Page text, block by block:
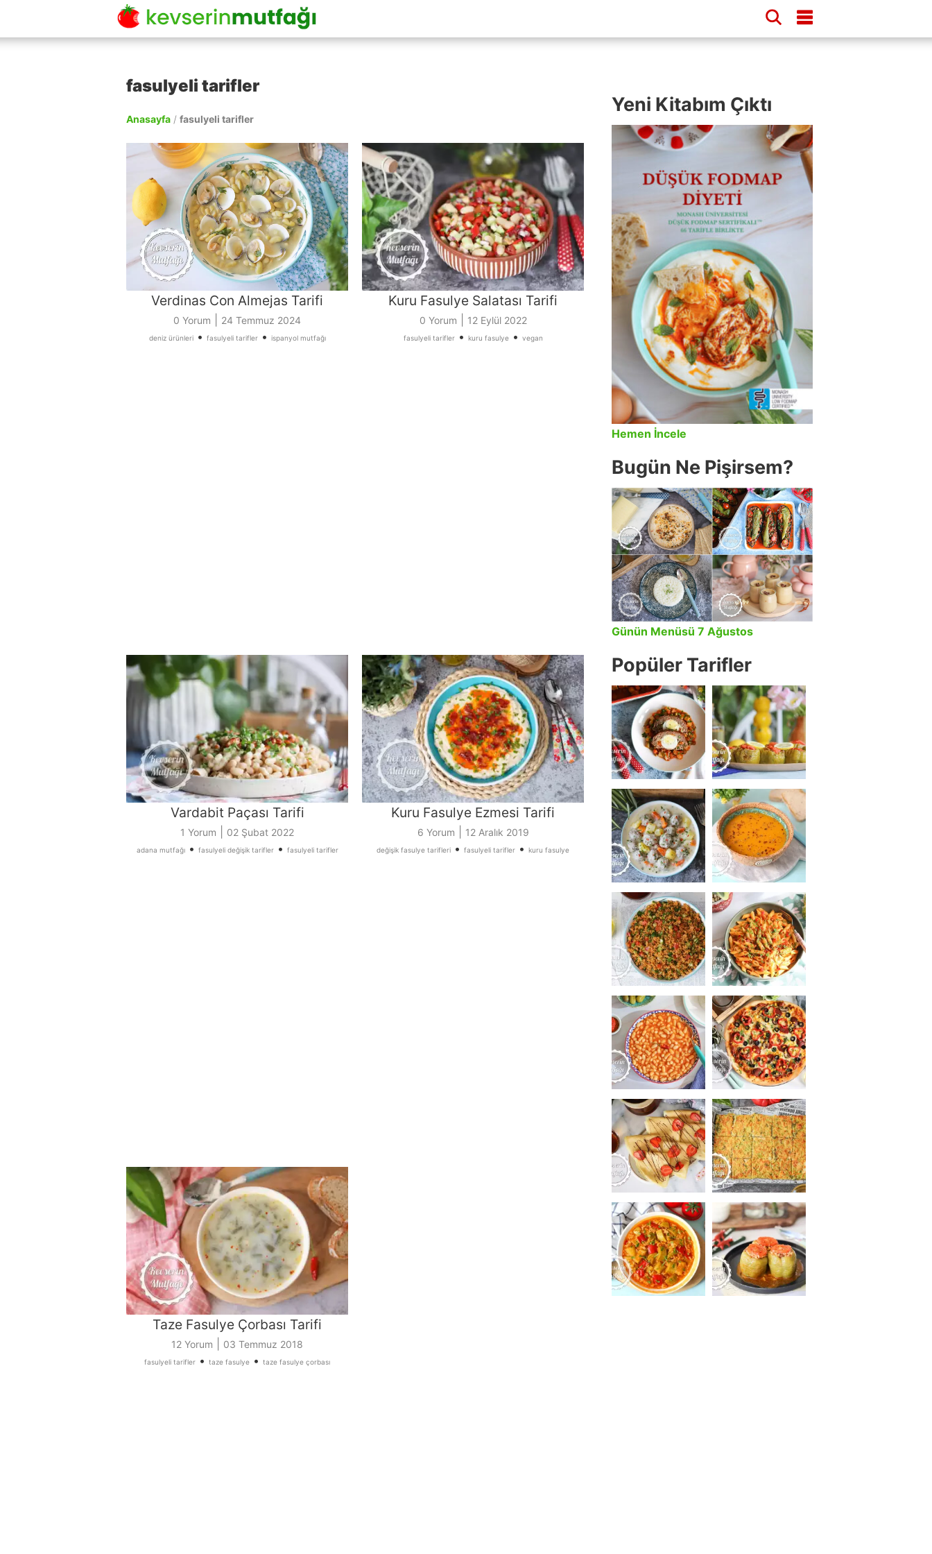
fasulyeli tarifler
Anasayfa / fasulyeli tarifler
Verdinas Con Almejas Tarifi
0 Yorum 24 Temmuz 2024
deniz ürünleri• fasulyeli tarifler• ispanyol mutfağı
Kuru Fasulye Salatası Tarifi
0 Yorum 12 Eylül 2022
fasulyeli tarifler• kuru fasulye• vegan
Vardabit Paçası Tarifi
1 Yorum 02 Şubat 2022
adana mutfağı• fasulyeli değişik tarifler• fasulyeli tarifler
Kuru Fasulye Ezmesi Tarifi
6 Yorum 12 Aralık 2019
değişik fasulye tarifleri • fasulyeli tarifler • kuru fasulye
Taze Fasulye Çorbası Tarifi
12 Yorum 03 Temmuz 2018
fasulyeli tarifler • taze fasulye • taze fasulye çorbası
Yeni Kitabım Çıktı
Hemen İncele
Bugün Ne Pişirsem?
Günün Menüsü 7 Ağustos
Popüler Tarifler